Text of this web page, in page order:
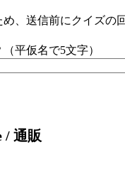
め、送信前にクイズの
平仮名で5文字）
/ 通販